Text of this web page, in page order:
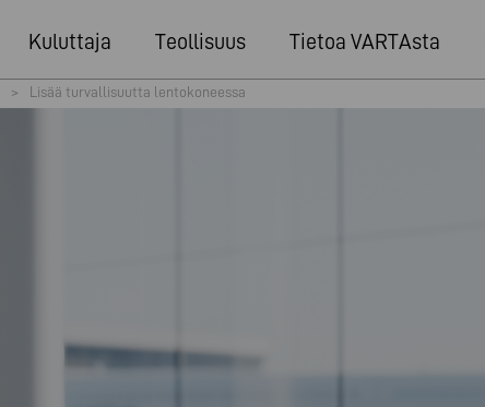
Kuluttaja Teollisuus Tietoa VARTAsta
> Lisää turvallisuutta lentokoneessa